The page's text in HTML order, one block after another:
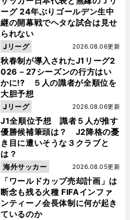
ーグ 24年ぶりゴールデン生中
継の開幕戦でヘタな試合は見せ
られない
秋春制が導入されたJ1リーグ2
026－27シーズンの行方はい
かに!? ５人の識者が全順位を
大胆予想
2026.08.06更新
Jリーグ
J1全順位予想 識者５人が推す
優勝候補筆頭は？ J2降格の憂
き目に遭いそうな３クラブと
は？
2026.08.06更新
Jリーグ
「ワールドカップ売却計画」は
断念も残る火種 FIFAインファ
ンティーノ会長体制に何が起き
ているのか
2026.08.05更新
海外サッカー